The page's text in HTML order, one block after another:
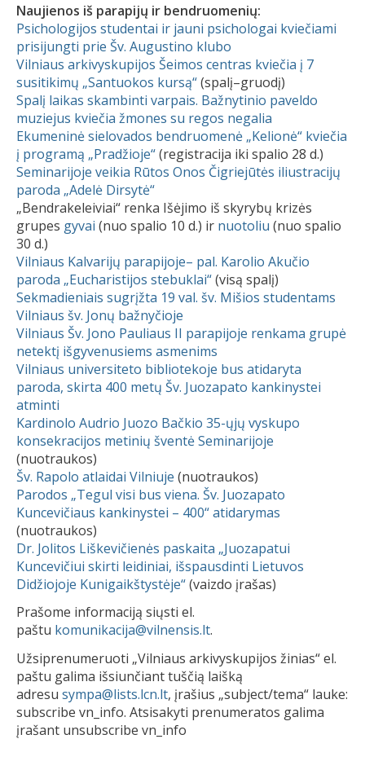
Naujienos iš parapijų ir bendruomenių:
Psichologijos studentai ir jauni psichologai kviečiami
prisijungti prie Šv. Augustino klubo
Vilniaus arkivyskupijos Šeimos centras kviečia į 7
susitikimų „Santuokos kursą“(spalį–gruodį)
Spalį laikas skambinti varpais. Bažnytinio paveldo
muziejus kviečia žmones su regos negalia
Ekumeninė sielovados bendruomenė „Kelionė“ kviečia
į programą „Pradžioje“(registracija iki spalio 28 d.)
Seminarijoje veikia Rūtos Onos Čigriejūtės iliustracijų
paroda „Adelė Dirsytė“
„Bendrakeleiviai“ renka Išėjimo iš skyrybų krizės
grupes gyvai (nuo spalio 10 d.) ir nuotoliu (nuo spalio
30 d.)
Vilniaus Kalvarijų parapijoje– pal. Karolio Akučio
paroda „Eucharistijos stebuklai“(visą spalį)
Sekmadieniais sugrįžta 19 val. šv. Mišios studentams
Vilniaus šv. Jonų bažnyčioje
Vilniaus Šv. Jono Pauliaus II parapijoje renkama grupė
netektį išgyvenusiems asmenims
Vilniaus universiteto bibliotekoje bus atidaryta
paroda, skirta 400 metų Šv. Juozapato kankinystei
atminti
Kardinolo Audrio Juozo Bačkio 35-ųjų vyskupo
konsekracijos metinių šventė Seminarijoje
(nuotraukos)
Šv. Rapolo atlaidai Vilniuje (nuotraukos)
Parodos „Tegul visi bus viena. Šv. Juozapato
Kuncevičiaus kankinystei – 400“ atidarymas
(nuotraukos)
Dr. Jolitos Liškevičienės paskaita „Juozapatui
Kuncevičiui skirti leidiniai, išspausdinti Lietuvos
Didžiojoje Kunigaikštystėje“(vaizdo įrašas)
Prašome informaciją siųsti el.
paštu komunikacija@vilnensis.lt.
Užsiprenumeruoti „Vilniaus arkivyskupijos žinias“ el.
paštu galima išsiunčiant tuščią laišką
adresu sympa@lists.lcn.lt, įrašius „subject/tema“ lauke:
subscribe vn_info. Atsisakyti prenumeratos galima
įrašant unsubscribe vn_info